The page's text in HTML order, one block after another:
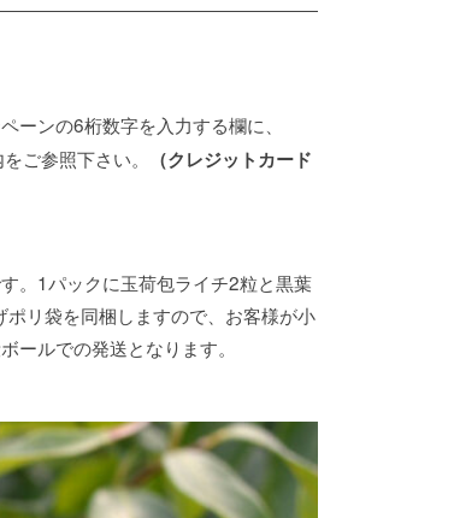
ーンの6桁数字を入力する欄に、
ご参照下さい。
（クレジットカード
。1パックに玉荷包ライチ2粒と黒葉
リ袋を同梱しますので、お客様が小
ルでの発送となります。